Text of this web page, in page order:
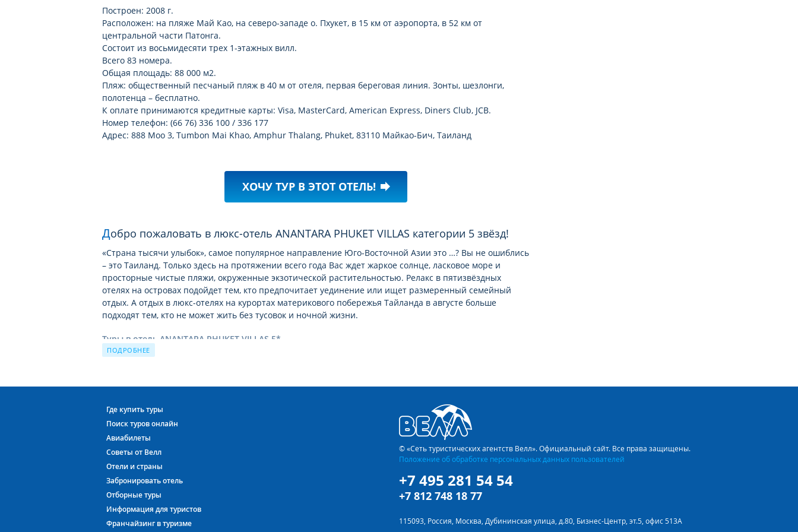
Построен: 2008 г.
Расположен: на пляже Май Као, на северо-западе о. Пхукет, в 15 км от аэропорта, в 52 км от
центральной части Патонга.
Состоит из восьмидесяти трех 1-этажных вилл.
Всего 83 номера.
Общая площадь: 88 000 м2.
Пляж: общественный песчаный пляж в 40 м от отеля, первая береговая линия. Зонты, шезлонги,
полотенца – бесплатно.
К оплате принимаются кредитные карты: Visa, MasterCard, American Express, Diners Club, JCB.
Номер телефон: (66 76) 336 100 / 336 177
Адрес: 888 Moo 3, Tumbon Mai Khao, Amphur Thalang, Phuket, 83110 Майкао-Бич, Таиланд
ХОЧУ ТУР В ЭТОТ ОТЕЛЬ! forward
Добро пожаловать в люкс-отель ANANTARA PHUKET VILLAS категории 5 звёзд!
«Страна тысячи улыбок», самое популярное направление Юго-Восточной Азии это …? Вы не ошиблись
– это Таиланд. Только здесь на протяжении всего года Вас ждет жаркое солнце, ласковое море и
просторные чистые пляжи, окруженные экзотической растительностью. Релакс в пятизвёздных
отелях на островах подойдет тем, кто предпочитает уединение или ищет размеренный семейный
отдых. А отдых в люкс-отелях на курортах материкового побережья Тайланда в августe больше
подходят тем, кто не может жить без тусовок и ночной жизни.
Туры в отель ANANTARA PHUKET VILLAS 5*
Отель будет рад каждому гостю: и туристу, отдыхающему одному, и большой веселой компании, и
наиболее выгодные предложения.
За время своей работы отель ANANTARA PHUKET VILLAS 5* принял уже немало отдыхающих.
Причиной этому не только высокий уровень сервиса и прекрасные условия для отдыха, но и выгодное
для туристов сочетание цены – качества. Благодаря этому путевка в ANANTARA PHUKET VILLAS 5* из
года в год продолжает пользоваться спросом.
Отдых в Тайланде c Велл
– это наслаждение бесподобными пляжами Сиамского залива и
Андаманского моря, изобилие фруктов и удивительная тропическая природа.
Тайланд ждёт Вас!
ПОДРОБНЕЕ
Где купить туры
Поиск туров онлайн
Авиабилеты
Советы от Велл
Отели и страны
Забронировать отель
Отборные туры
Информация для туристов
Франчайзинг в туризме
© «Сеть туристических агентств Велл». Официальный сайт. Все права защищены.
Положение об обработке персональных данных пользователей
+7 495 281 54 54
+7 812 748 18 77
115093, Россия, Москва, Дубининская улица, д.80, Бизнес-Центр, эт.5, офис 513А